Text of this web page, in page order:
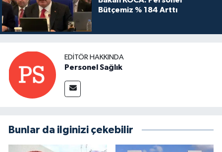
Bütçemiz % 184 Arttı
EDITÖR HAKKINDA
Personel Sağlık
Bunlar da ilginizi çekebilir